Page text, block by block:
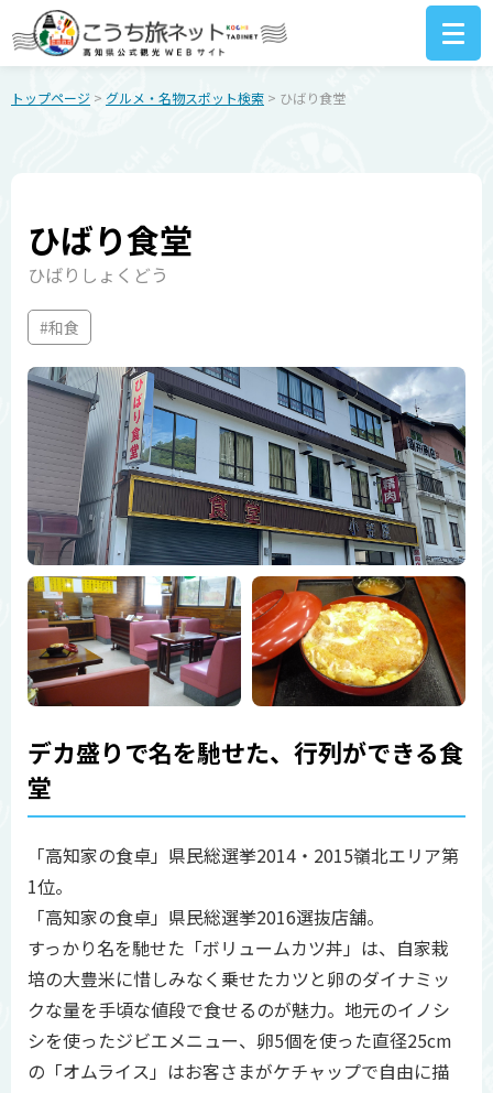
トップページ > グルメ・名物スポット検索 > ひばり食堂
ひばり食堂
ひばりしょくどう
#和食
デカ盛りで名を馳せた、行列ができる食
堂
「高知家の食卓」県民総選挙2014・2015嶺北エリア第
1位。
「高知家の食卓」県民総選挙2016選抜店舗。
すっかり名を馳せた「ボリュームカツ丼」は、自家栽
培の大豊米に惜しみなく乗せたカツと卵のダイナミッ
クな量を手頃な値段で食せるのが魅力。地元のイノシ
シを使ったジビエメニュー、卵5個を使った直径25cm
の「オムライス」はお客さまがケチャップで自由に描